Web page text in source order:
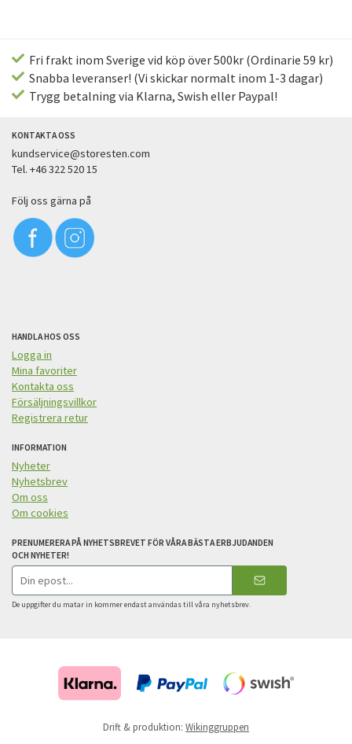
Fri frakt inom Sverige vid köp över 500kr (Ordinarie 59 kr)
Snabba leveranser! (Vi skickar normalt inom 1-3 dagar)
Trygg betalning via Klarna, Swish eller Paypal!
KONTAKTA OSS
kundservice@storesten.com
Tel. +46 322 520 15
Följ oss gärna på
HANDLA HOS OSS
Logga in
Mina favoriter
Kontakta oss
Försäljningsvillkor
Registrera retur
INFORMATION
Nyheter
Nyhetsbrev
Om oss
Om cookies
PRENUMERERA PÅ NYHETSBREVET FÖR VÅRA BÄSTA ERBJUDANDEN
OCH NYHETER!
E-
postadress
De uppgifter du matar in kommer endast användas till våra nyhetsbrev.
Drift & produktion: Wikinggruppen